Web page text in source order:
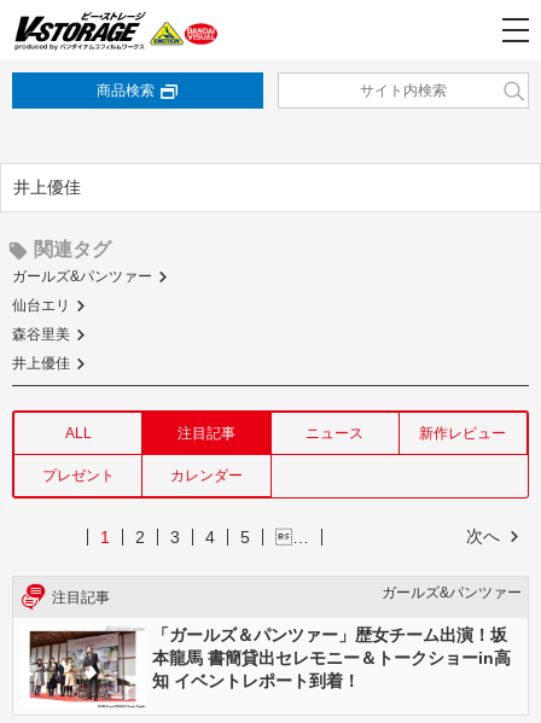
商品検索
井上優佳
関連タグ
ガールズ&パンツァー
仙台エリ
森谷里美
井上優佳
ALL 注目記事 ニュース 新作レビュー
プレゼント カレンダー
次へ
1 2 3 4 5 …
注目記事 ガールズ&パンツァー
「ガールズ＆パンツァー」歴女チーム出演！坂
本龍馬 書簡貸出セレモニー＆トークショーin高
知 イベントレポート到着！